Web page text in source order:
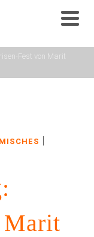
Fest von Marit
|
Marit